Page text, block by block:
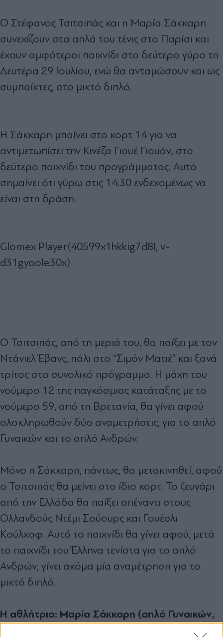
Ο Στέφανος Τσιτσιπάς και η Μαρία Σάκκαρη
συνεχίζουν στα απλά του τένις στο Παρίσι και
έχουν αμφότεροι παιχνίδι στο δεύτερο γύρο τη
Δευτέρα 29 Ιουλίου, ενώ θα ανταμώσουν και ως
συμπαίκτες, στο μικτό διπλό.
Η Σάκκαρη μπαίνει στο κορτ 14 για να
αντιμετωπίσει την Κινέζα Γιουέ Γιουάν, στο
δεύτερο παιχνίδι του προγράμματος. Αυτό
σημαίνει ότι γύρω στις 14:30 ενδεχομένως να
είναι στη δράση.
Glomex Player(40599x1hkkig7d8l, v-
d31gyoole30x)
Ο Τσιτσιπάς, από τη μεριά του, θα παίξει με τον
Ντάνιελ Έβανς, πάλι στο “Σιμόν Ματιέ” και ξανά
τρίτος στο συνολικό πρόγραμμα. Η μάχη του
νούμερο 12 της παγκόσμιας κατάταξης με το
νούμερο 59, από τη Βρετανία, θα γίνει αφού
ολοκληρωθούν δύο αναμετρήσεις, για το απλό
Γυναικών και το απλό Ανδρών.
Μόνο η Σάκκαρη, πάντως, θα μετακινηθεί, αφού
ο Τσιτσιπάς θα μείνει στο ίδιο κορτ. Το ζευγάρι
από την Ελλάδα θα παίξει απέναντι στους
Ολλανδούς Ντέμι Σούουρς και Γουέσλι
Κούλχοφ. Αυτό το παιχνίδι θα γίνει αφού, μετά
το παιχνίδι του Έλληνα τενίστα για το απλό
Ανδρών, γίνει ακόμα μία αναμέτρηση για το
μικτό διπλό.
Η αθλήτρια: Μαρία Σάκκαρη (απλό Γυναικών,
τένις). Η ώρα: 14:30 (πιθανολογούμενη). Τα